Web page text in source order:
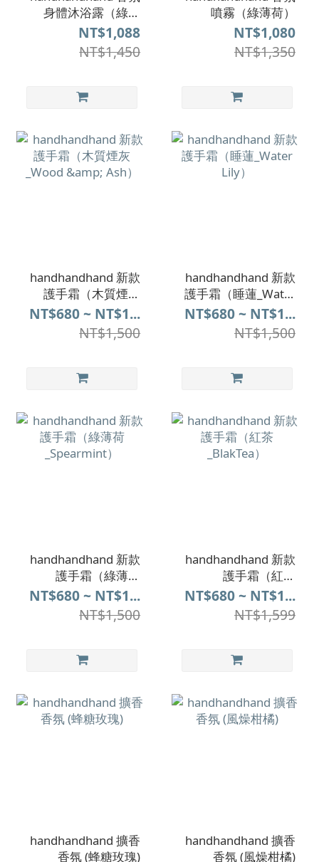
身體沐浴露（綠薄
荷）即期品
NT$1,088
NT$1,450
噴霧（綠薄荷）
NT$1,080
NT$1,350
handhandhand 新款
護手霜（木質煙灰
_Wood & Ash）
NT$680 ~ NT$1...
NT$1,500
handhandhand 新款
護手霜（睡蓮_Water
Lily）
NT$680 ~ NT$1...
NT$1,500
handhandhand 新款
護手霜（綠薄荷
_Spearmint）
NT$680 ~ NT$1...
NT$1,500
handhandhand 新款
護手霜（紅茶
_BlakTea）
NT$680 ~ NT$1...
NT$1,599
handhandhand 擴香
香氛 (蜂糖玫瑰)
handhandhand 擴香
香氛 (風燥柑橘)